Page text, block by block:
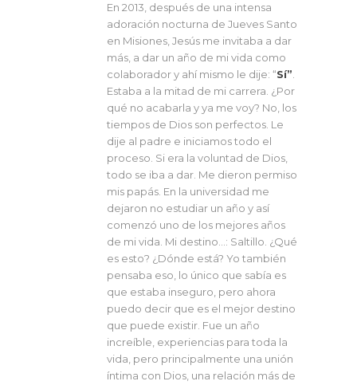
En 2013, después de una intensa
adoración nocturna de Jueves Santo
en Misiones, Jesús me invitaba a dar
más, a dar un año de mi vida como
colaborador y ahí mismo le dije: “Sí”.
Estaba a la mitad de mi carrera. ¿Por
qué no acabarla y ya me voy? No, los
tiempos de Dios son perfectos. Le
dije al padre e iniciamos todo el
proceso. Si era la voluntad de Dios,
todo se iba a dar. Me dieron permiso
mis papás. En la universidad me
dejaron no estudiar un año y así
comenzó uno de los mejores años
de mi vida. Mi destino…: Saltillo. ¿Qué
es esto? ¿Dónde está? Yo también
pensaba eso, lo único que sabía es
que estaba inseguro, pero ahora
puedo decir que es el mejor destino
que puede existir. Fue un año
increíble, experiencias para toda la
vida, pero principalmente una unión
íntima con Dios, una relación más de